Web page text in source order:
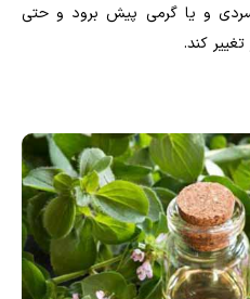
و یا گرمی پیش برود و حتی
کند.